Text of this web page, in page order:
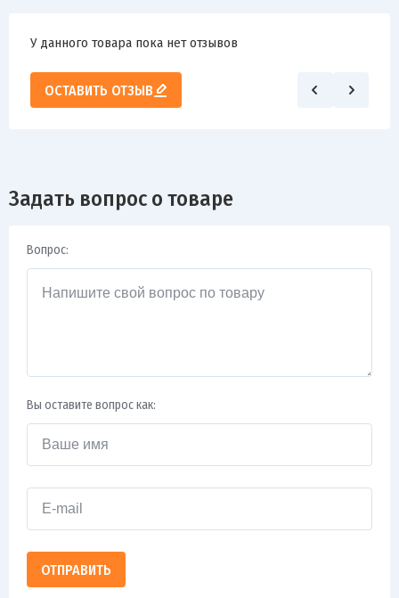
У данного товара пока нет отзывов
ОСТАВИТЬ ОТЗЫВ
Задать вопрос о товаре
Вопрос:
Вы оставите вопрос как:
ОТПРАВИТЬ